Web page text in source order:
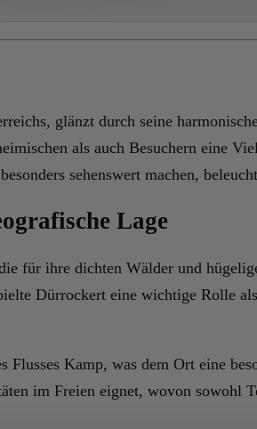
glänzt durch seine
als auch Besuchern eine
sehenswert machen,
Lage
für ihre dichten Wälder und
Dürrockert eine wichtige Rolle
Flusses Kamp, was dem Ort eine
im Freien eignet, wovon sowohl